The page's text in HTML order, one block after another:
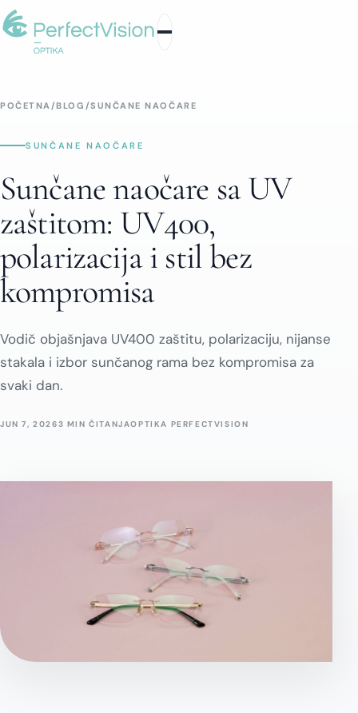
POČETNA/BLOG /SUNČANE NAOČARE
SUNČANE NAOČARE
Sunčane naočare sa UV
zaštitom: UV400,
polarizacija i stil bez
kompromisa
Vodič objašnjava UV400 zaštitu, polarizaciju, nijanse
stakala i izbor sunčanog rama bez kompromisa za
svaki dan.
JUN 7, 20263 MIN ČITANJAOPTIKA PERFECTVISION